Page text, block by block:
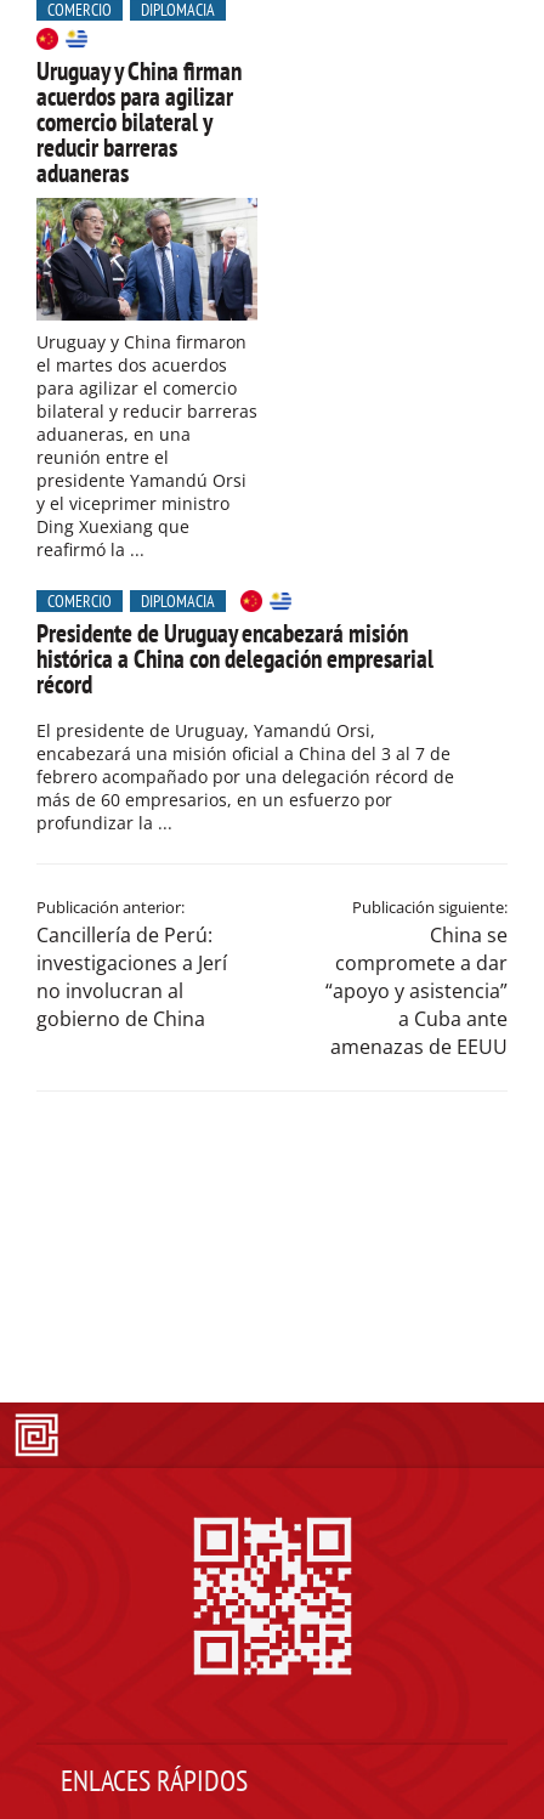
COMERCIO DIPLOMACIA
Uruguay y China firman
acuerdos para agilizar
comercio bilateral y
reducir barreras
aduaneras
Uruguay y China firmaron
el martes dos acuerdos
para agilizar el comercio
bilateral y reducir barreras
aduaneras, en una
reunión entre el
presidente Yamandú Orsi
y el viceprimer ministro
Ding Xuexiang que
reafirmó la ...
COMERCIO DIPLOMACIA
Presidente de Uruguay encabezará misión
histórica a China con delegación empresarial
récord
El presidente de Uruguay, Yamandú Orsi,
encabezará una misión oficial a China del 3 al 7 de
febrero acompañado por una delegación récord de
más de 60 empresarios, en un esfuerzo por
profundizar la ...
Publicación anterior:
Cancillería de Perú:
investigaciones a Jerí
no involucran al
gobierno de China
Publicación siguiente:
China se
compromete a dar
“apoyo y asistencia”
a Cuba ante
amenazas de EEUU
ENLACES RÁPIDOS